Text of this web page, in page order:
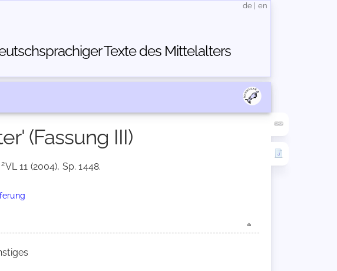
Texte des Mittelalters
de en
(Fassung III)
2VL 11 (2004), Sp. 1448.